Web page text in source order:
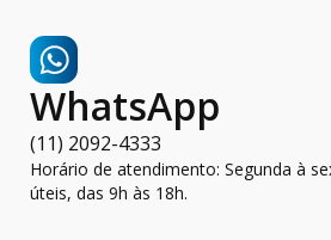
WhatsApp
(11) 2092-4333
Horário de atendimento: Segunda à
úteis, das 9h às 18h.